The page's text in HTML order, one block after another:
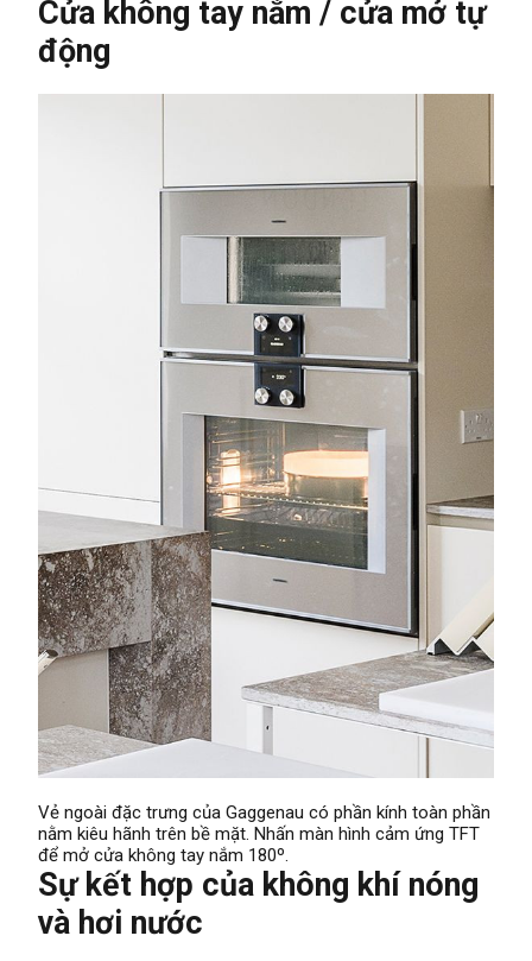
Cửa không tay nắm / cửa mở tự
động
Vẻ ngoài đặc trưng của Gaggenau có phần kính toàn phần
nằm kiêu hãnh trên bề mặt. Nhấn màn hình cảm ứng TFT
để mở cửa không tay nắm 180º.
Sự kết hợp của không khí nóng
và hơi nước